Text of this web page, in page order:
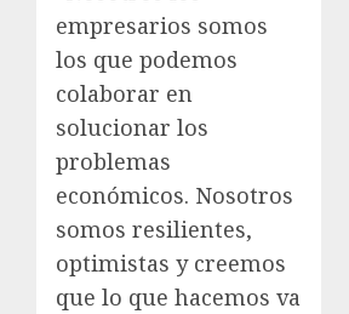
empresarios somos
los que podemos
colaborar en
solucionar los
problemas
económicos. Nosotros
somos resilientes,
optimistas y creemos
que lo que hacemos va